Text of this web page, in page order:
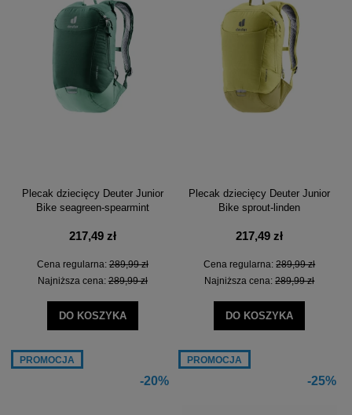
Plecak dziecięcy Deuter Junior
Bike seagreen-spearmint
217,49 zł
Cena regularna:289,99 zł
Najniższa cena:289,99 zł
DO KOSZYKA
Plecak dziecięcy Deuter Junior
Bike sprout-linden
217,49 zł
Cena regularna:289,99 zł
Najniższa cena:289,99 zł
DO KOSZYKA
-20%
PROMOCJA
-25%
PROMOCJA